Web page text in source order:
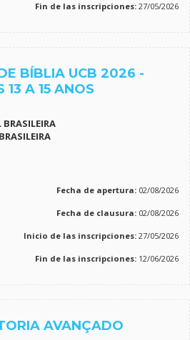
Fin de las inscripciones: 27/05/2026
BÍBLIA UCB 2026 -
13 A 15 ANOS
Fecha de apertura: 02/08/2026
Fecha de clausura: 02/08/2026
Inicio de las inscripciones: 27/05/2026
Fin de las inscripciones: 12/06/2026
AVANÇADO